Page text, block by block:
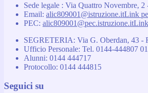
Sede legale : Via Quattro Novembre,
Email: alic809001@istruzione.itLink
PEC: alic809001@pec.istruzione.it
SEGRETERIA: Via G. Oberdan, 43 -
Ufficio Personale: Tel. 0144-444807
Alunni: 0144 444717
Protocollo: 0144 444815
Seguici su